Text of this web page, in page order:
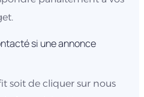
si une annonce
soit de cliquer sur nous